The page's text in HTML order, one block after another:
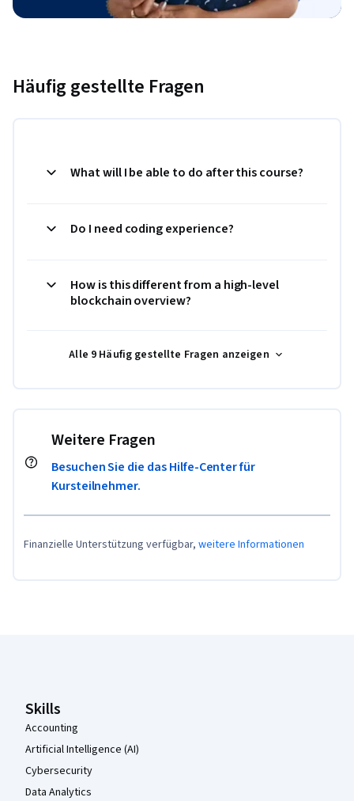
Häufig gestellte Fragen
What will I be able to do after this course?
Do I need coding experience?
How is this different from a high-level
blockchain overview?
Alle 9 Häufig gestellte Fragen anzeigen
Weitere Fragen
Besuchen Sie die das Hilfe-Center für
Kursteilnehmer.
Finanzielle Unterstützung verfügbar, weitere Informationen
Skills
Accounting
Artificial Intelligence (AI)
Cybersecurity
Data Analytics